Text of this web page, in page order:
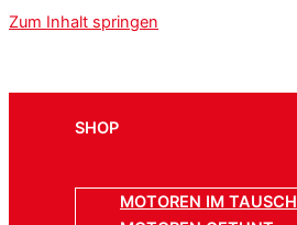
Zum Inhalt springen
SHOP
MOTOREN IM TAUSCH